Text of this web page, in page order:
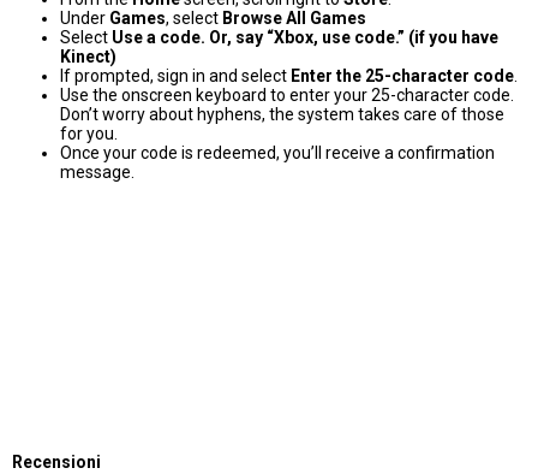
Under Games, select Browse All Games
Select Use a code. Or, say “Xbox, use code.” (if you have
Kinect)
If prompted, sign in and select Enter the 25-character code.
Use the onscreen keyboard to enter your 25-character code.
Don’t worry about hyphens, the system takes care of those
for you.
Once your code is redeemed, you’ll receive a confirmation
message.
Recensioni